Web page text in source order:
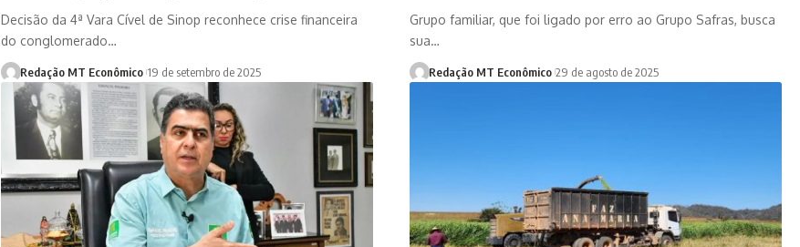
Decisão da 4ª Vara Cível de Sinop reconhece crise financeira
do conglomerado…
Redação MT Econômico 19 de setembro de 2025
Grupo familiar, que foi ligado por erro ao Grupo Safras, busca
sua…
Redação MT Econômico 29 de agosto de 2025